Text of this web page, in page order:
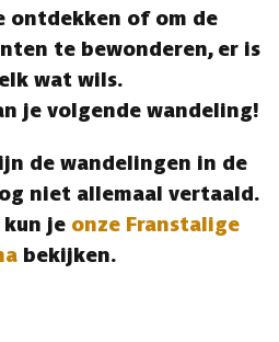
ontdekken of om de
te bewonderen, er is
wat wils.
je volgende wandeling!
de wandelingen in de
niet allemaal vertaald.
kun je onze Franstalige
bekijken.